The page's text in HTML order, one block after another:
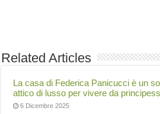
Related Articles
La casa di Federica Panicucci è un
attico di lusso per vivere da
6 Dicembre 2025